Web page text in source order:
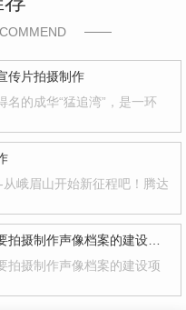
传片拍摄制作
名的成华“猛追湾”，是一环
峨眉山开始新征程吧！腾达
拍摄制作声像档案的建设项